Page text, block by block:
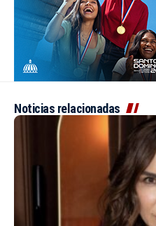
Noticias relacionadas